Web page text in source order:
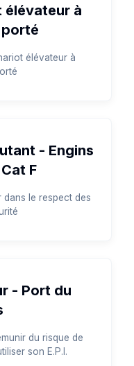
élévateur à
élévateur à
- Engins
F
le respect des
- Port du
du risque de
son E.P.I.